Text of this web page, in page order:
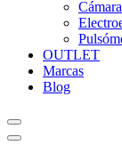
OUTLET
Marcas
Blog